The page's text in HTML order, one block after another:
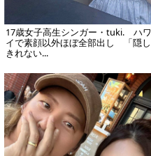
17歳女子高生シンガー・tuki. ハワ
イで素顔以外ほぼ全部出し 「隠し
きれない...